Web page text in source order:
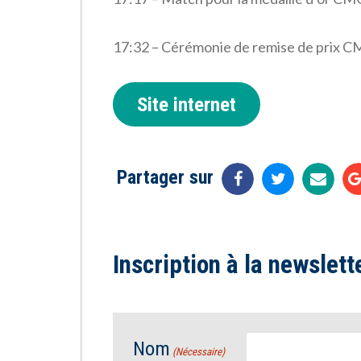
17:32 – Cérémonie de remise de prix
Site internet
Partager sur
Inscription à la
Nom (Nécessaire)